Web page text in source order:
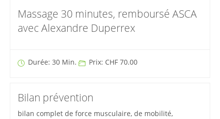
Massage 30 minutes, remboursé ASCA
avec Alexandre Duperrex
Durée: 30 Min. Prix: CHF 70.00
Bilan prévention
bilan complet de force musculaire, de mobilité,